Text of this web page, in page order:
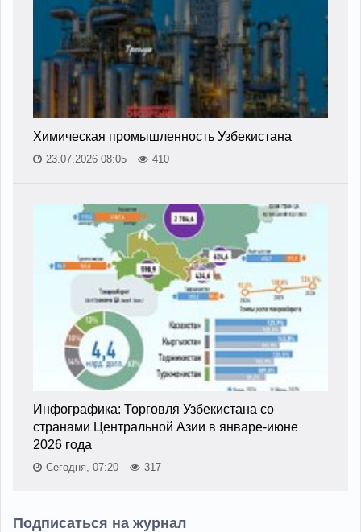
Химическая промышленность Узбекистана
23.07.2026 08:05 410
Инфографика: Торговля Узбекистана со
странами Центральной Азии в январе-июне
2026 года
Сегодня, 07:20 317
Подписаться на журнал